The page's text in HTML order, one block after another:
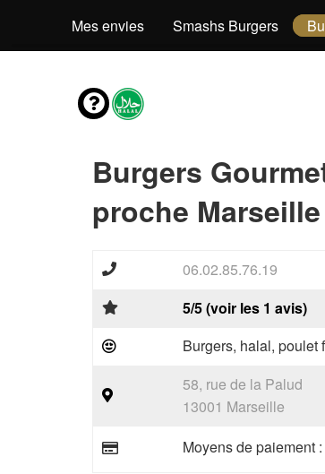
Mes envies Smashs Burgers
Burgers
proche Marseille
06.02.85.76.19
5/5 (voir les 1 avis)
Burgers, halal, poulet
58, rue de la Palud
13001 Marseille
Moyens de paiement :